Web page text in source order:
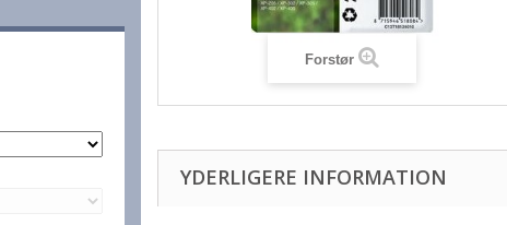
Forstør
YDERLIGERE INFORMATION